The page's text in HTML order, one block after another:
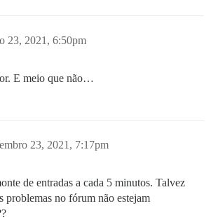
23, 2021, 6:50pm
E meio que não…
23, 2021, 7:17pm
de entradas a cada 5 minutos. Talvez
problemas no fórum não estejam